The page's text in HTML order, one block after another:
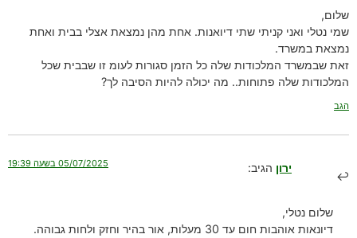
שלום,
שמי נטלי ואני קניתי שתי דיואנות. אחת מהן נמצאת אצלי בבית ואחת
נמצאת במשרד.
זאת שבמשרד המלכודות שלה כל הזמן סגורות לעומ זו שבבית שכל
המלכודות שלה פתוחות.. מה יכולה להיות הסיבה לך?
הגב
ירון הגיב: 05/07/2025 בשעה 19:39
שלום נטלי,
דיונאות אוהבות חום עד 30 מעלות, אור בהיר וחזק ולחות גבוהה.